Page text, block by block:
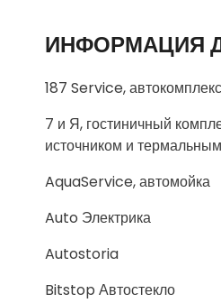
ИНФОРМАЦИЯ
187 Service, автокомплекс
7 и Я, гостиничный
источником и
AquaService, автомойка
Auto Электрика
Autostoria
Bitstop Автостекло